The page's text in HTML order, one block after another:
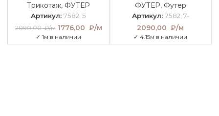
Трикотаж, ФУТЕР
Артикул:7582, 5
2090,00₽/м Первоначальная
цена составляла
2090,00 ₽/м.
1776,00 ₽/м
1776,00
✓ 1м в наличии
ФУТЕР, Футер
Артикул: 7582, 7-
2090,00 ₽/м
✓ 4.15м в наличии